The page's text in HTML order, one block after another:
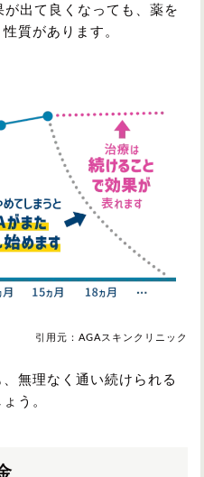
出て良くなっても、薬を
質があります。
引用元：AGAスキンクリニック
無理なく通い続けられる
う。